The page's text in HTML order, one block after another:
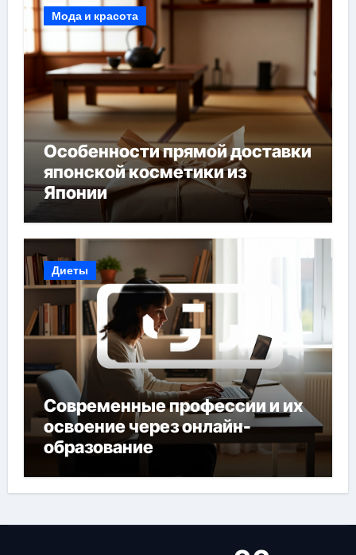
Мода и красота
Особенности прямой доставки
японской косметики из
Японии
Диеты
Современные профессии и их
освоение через онлайн-
образование